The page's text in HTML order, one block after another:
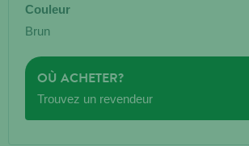
Couleur
Brun
OÙ ACHETER?
Trouvez un revendeur